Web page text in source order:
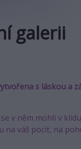
galerii
s láskou a
v něm mohli v
na váš pocit, na